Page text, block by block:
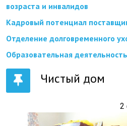
возраста и инвалидов
Кадровый потенциал
Отделение долговременного
Образовательная деятельность
Чистый дом
2